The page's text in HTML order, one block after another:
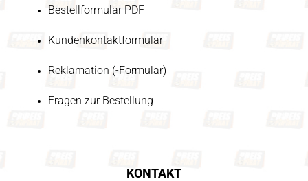
Bestellformular PDF
Kundenkontaktformular
Reklamation (-Formular)
Fragen zur Bestellung
KONTAKT